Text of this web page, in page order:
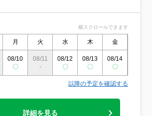
横スクロールできます
月 火 水 木 金
08/10
〇
08/11
-
08/12
〇
08/13
〇
08/14
〇
以降の予定を確認する
詳細を見る